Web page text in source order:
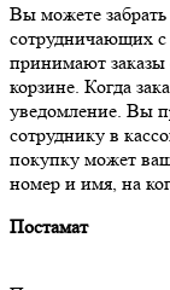
Вы можете
сотрудничающих
принимают заказы
корзине. Когда
уведомление. Вы
сотруднику в
покупку может
номер и имя, на
Постамат